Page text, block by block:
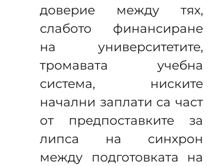
доверие между тях,
слабото финансиране
на университетите,
тромавата учебна
система, ниските
начални заплати са част
от предпоставките за
липса на синхрон
между подготовката на